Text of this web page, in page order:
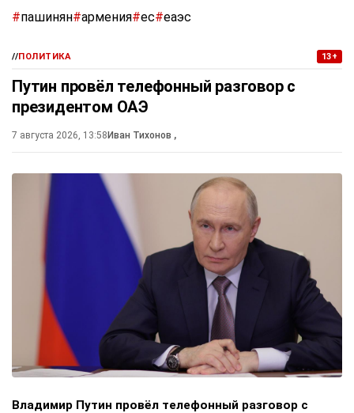
#пашинян#армения#ес#еаэс
//ПОЛИТИКА 13+
Путин провёл телефонный разговор с
президентом ОАЭ
7 августа 2026, 13:58Иван Тихонов ,
Владимир Путин провёл телефонный разговор с